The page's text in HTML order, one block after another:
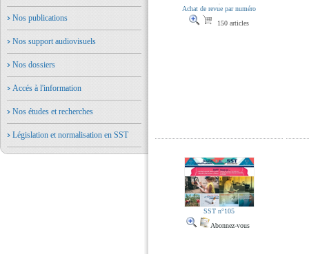
Nos publications
Nos support audiovisuels
Nos dossiers
Accés à l'information
Nos études et recherches
Législation et normalisation en SST
Achat de revue par numéro
150 articles
SST n°105
Abonnez-vous